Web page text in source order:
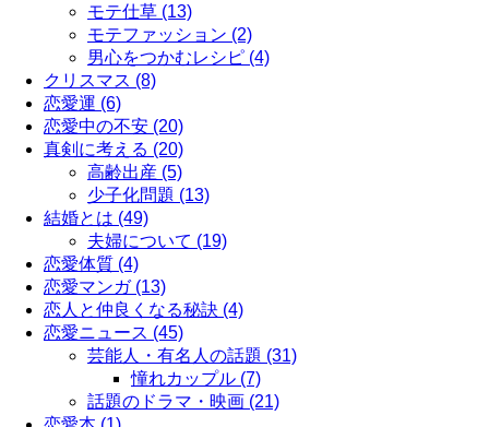
モテ仕草 (13)
モテファッション (2)
男心をつかむレシピ (4)
クリスマス (8)
恋愛運 (6)
恋愛中の不安 (20)
真剣に考える (20)
高齢出産 (5)
少子化問題 (13)
結婚とは (49)
夫婦について (19)
恋愛体質 (4)
恋愛マンガ (13)
恋人と仲良くなる秘訣 (4)
恋愛ニュース (45)
芸能人・有名人の話題 (31)
憧れカップル (7)
話題のドラマ・映画 (21)